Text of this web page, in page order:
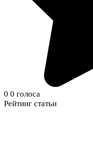
0 0 голоса
Рейтинг статьи